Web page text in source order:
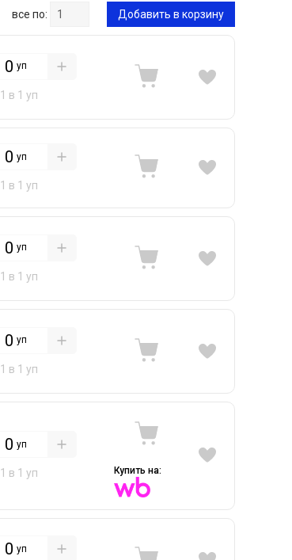
все по: Добавить в корзину
уп
1 в 1 уп
уп
1 в 1 уп
уп
1 в 1 уп
уп
1 в 1 уп
уп
1 в 1 уп Купить на:
уп